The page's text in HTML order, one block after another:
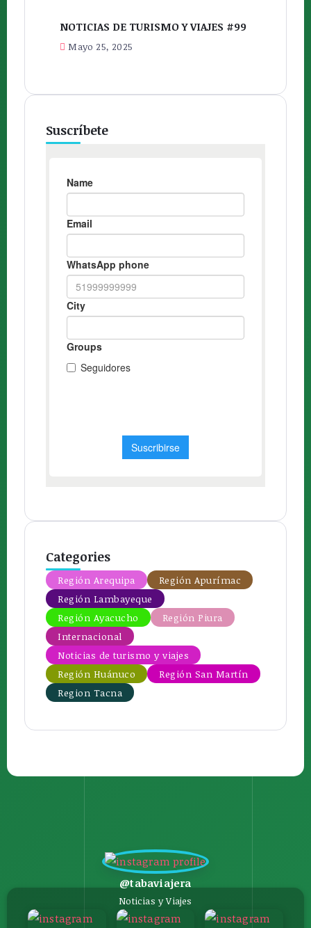
NOTICIAS DE TURISMO Y VIAJES #99
Mayo 25, 2025
Suscríbete
Categories
Región Arequipa
Región Apurímac
Región Lambayeque
Región Ayacucho
Región Piura
Internacional
Noticias de turismo y viajes
Región Huánuco
Región San Martín
Region Tacna
@tabaviajera
Noticias y Viajes